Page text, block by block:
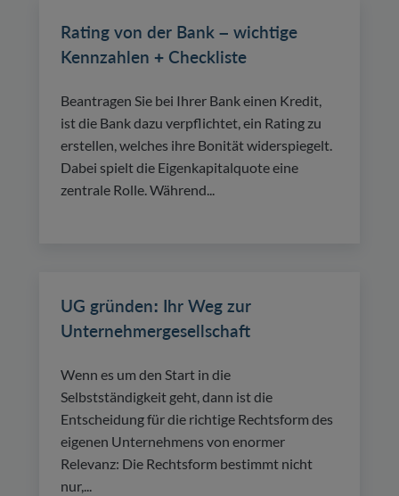
Rating von der Bank – wichtige
Kennzahlen + Checkliste
Beantragen Sie bei Ihrer Bank einen Kredit,
ist die Bank dazu verpflichtet, ein Rating zu
erstellen, welches ihre Bonität widerspiegelt.
Dabei spielt die Eigenkapitalquote eine
zentrale Rolle. Während...
UG gründen: Ihr Weg zur
Unternehmergesellschaft
Wenn es um den Start in die
Selbstständigkeit geht, dann ist die
Entscheidung für die richtige Rechtsform des
eigenen Unternehmens von enormer
Relevanz: Die Rechtsform bestimmt nicht
nur,...